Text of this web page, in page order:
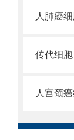
人肺癌
传代细